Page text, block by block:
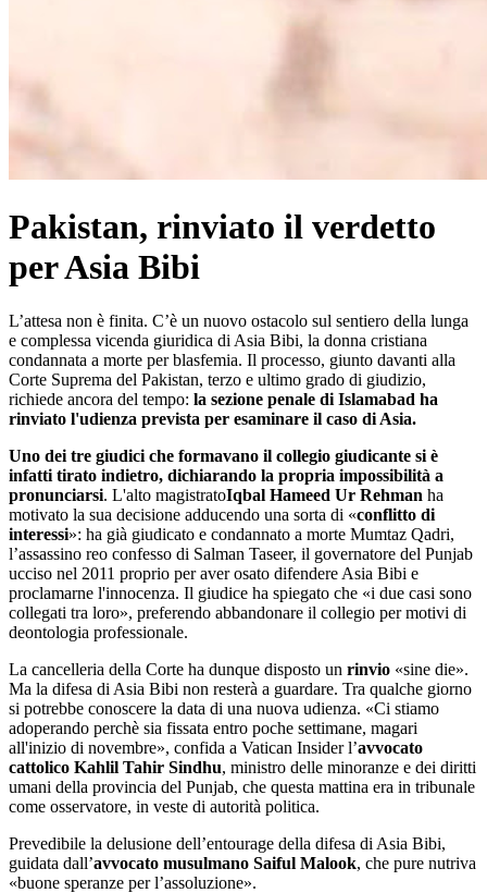
Pakistan, rinviato il verdetto
per Asia Bibi
L’attesa non è finita. C’è un nuovo ostacolo sul sentiero della lunga
e complessa vicenda giuridica di Asia Bibi, la donna cristiana
condannata a morte per blasfemia. Il processo, giunto davanti alla
Corte Suprema del Pakistan, terzo e ultimo grado di giudizio,
richiede ancora del tempo: la sezione penale di Islamabad ha
rinviato l'udienza prevista per esaminare il caso di Asia.
Uno dei tre giudici che formavano il collegio giudicante si è
infatti tirato indietro, dichiarando la propria impossibilità a
pronunciarsi. L'alto magistratoIqbal Hameed Ur Rehman ha
motivato la sua decisione adducendo una sorta di «conflitto di
interessi»: ha già giudicato e condannato a morte Mumtaz Qadri,
l’assassino reo confesso di Salman Taseer, il governatore del Punjab
ucciso nel 2011 proprio per aver osato difendere Asia Bibi e
proclamarne l'innocenza. Il giudice ha spiegato che «i due casi sono
collegati tra loro», preferendo abbandonare il collegio per motivi di
deontologia professionale.
La cancelleria della Corte ha dunque disposto un rinvio «sine die».
Ma la difesa di Asia Bibi non resterà a guardare. Tra qualche giorno
si potrebbe conoscere la data di una nuova udienza. «Ci stiamo
adoperando perchè sia fissata entro poche settimane, magari
all'inizio di novembre», confida a Vatican Insider l’avvocato
cattolico Kahlil Tahir Sindhu, ministro delle minoranze e dei diritti
umani della provincia del Punjab, che questa mattina era in tribunale
come osservatore, in veste di autorità politica.
Prevedibile la delusione dell’entourage della difesa di Asia Bibi,
guidata dall’avvocato musulmano Saiful Malook, che pure nutriva
«buone speranze per l’assoluzione».